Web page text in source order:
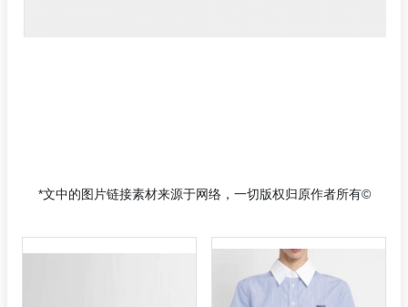
*文中的图片链接素材来源于网络，一切版权归原作者所有©